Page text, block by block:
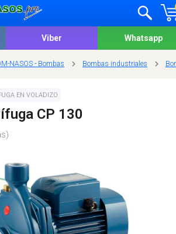
Viber Whatsapp
NASOS - Bombas Bombas industriales
EN VOLADIZO
CP 130